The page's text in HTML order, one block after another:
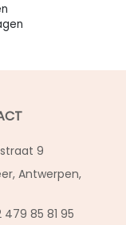
9
Antwerpen,
479 85 81 95